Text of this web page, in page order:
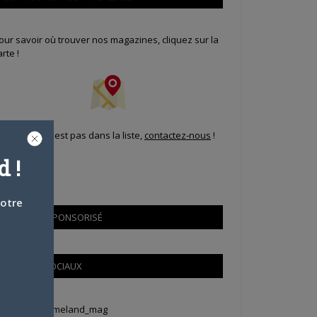
savoir où trouver nos magazines, cliquez sur la
!
Si votre ville n'est pas dans la liste, contactez-nous !
CONTENU SPONSORISÉ
RÉSEAUX SOCIAUX
Tweets by Animeland_mag
!